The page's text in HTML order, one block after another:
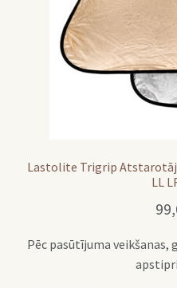
Lastolite Trigrip
LL
Pēc pasūtījuma